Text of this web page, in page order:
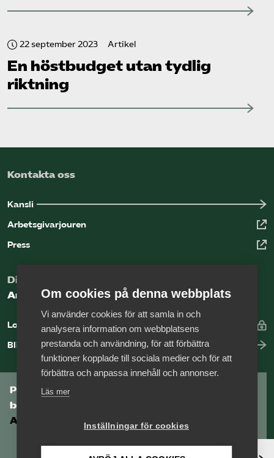
22 september 2023 Artikel
En höstbudget utan tydlig
riktning
Kontakta oss
Kansli
Arbetsgivarjouren
Press
Digital kunskapsbank för arbetsgivare
Arbetsgivarguiden
Logga in
Bli medlem
Prenumerera på Tågföretagens
branschnyhetsbrev
Aktuell info direkt i din inkorg.
Om cookies på denna webbplats
Vi använder cookies för att samla in och
analysera information om webbplatsens
prestanda och användning, för att förbättra
funktioner kopplade till sociala medier och för att
förbättra och anpassa innehåll och annonser.
Läs mer
Inställningar för cookies